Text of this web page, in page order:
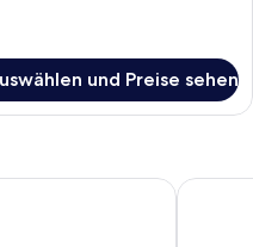
und Preise sehen
Good